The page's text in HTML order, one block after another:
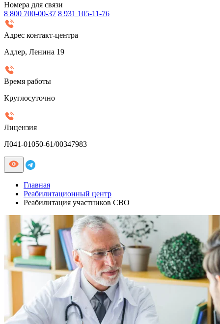
Номера для связи
8 800 700-00-37 8 931 105-11-76
Адрес контакт-центра
Адлер, Ленина 19
Время работы
Круглосуточно
Лицензия
Л041-01050-61/00347983
Главная
Реабилитационный центр
Реабилитация участников СВО